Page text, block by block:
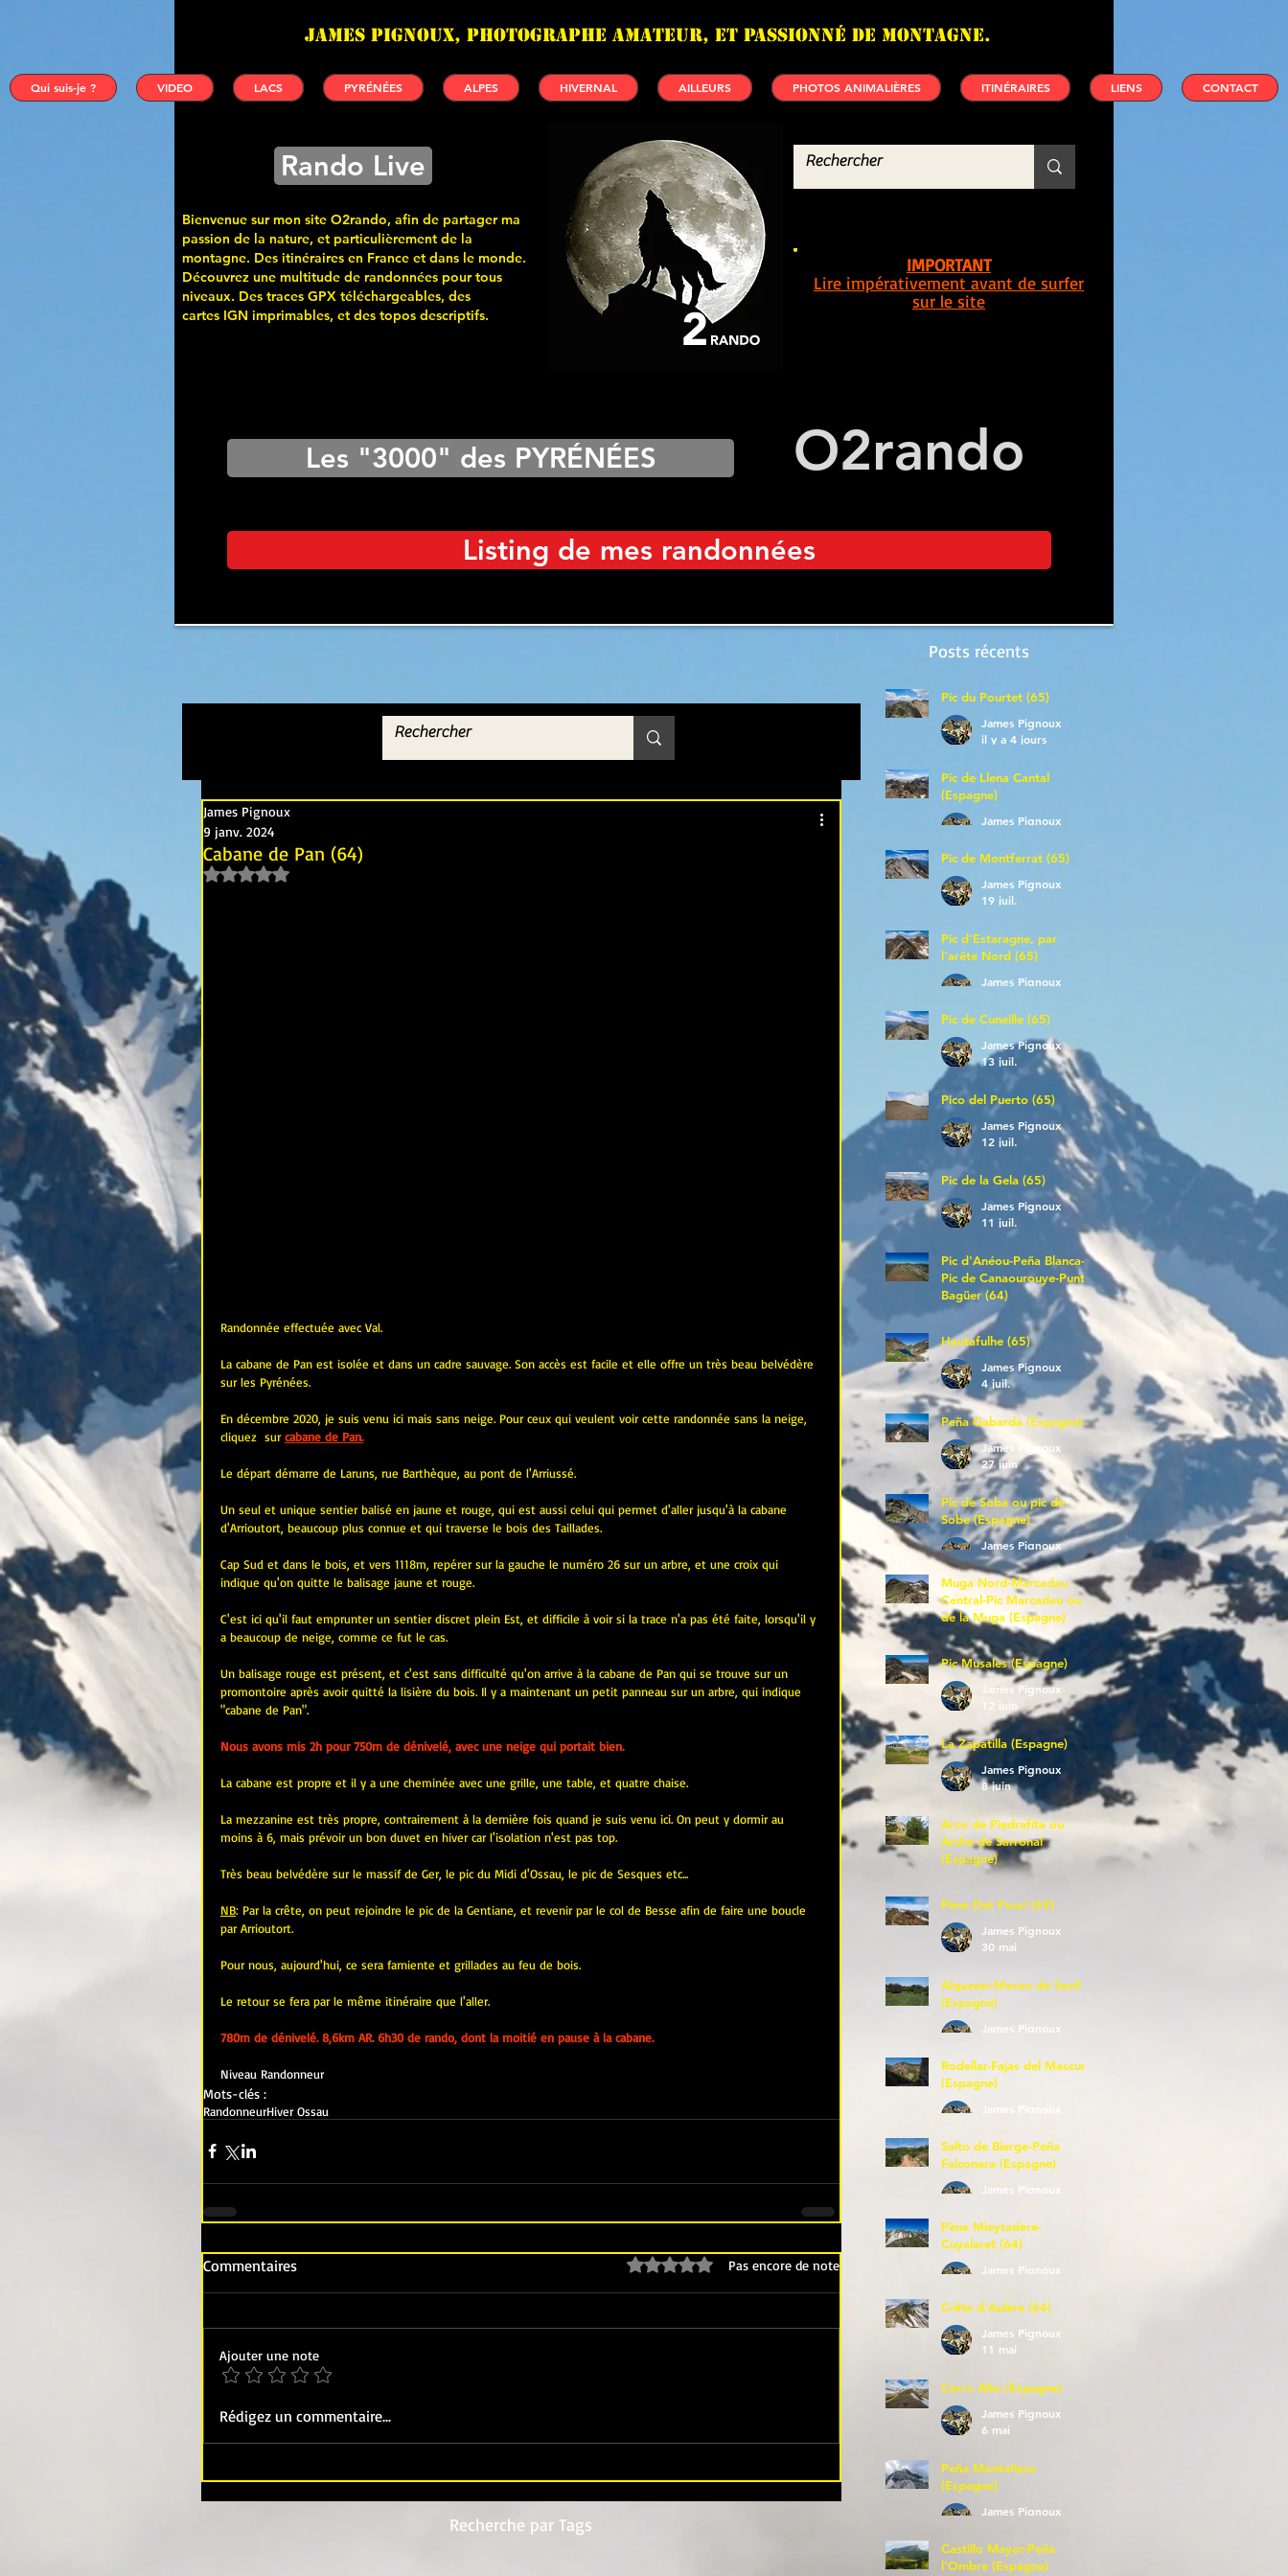
James PIGNOUX, photographe amateur, et passionné de montagne.
Qui suis-je ? VIDEO LACS PYRÉNÉES ALPES HIVERNAL AILLEURS PHOTOS ANIMALIÈRES ITINÉRAIRES LIENS CONTACT
Rando Live
Bienvenue sur mon site O2rando, afin de partager ma
passion de la nature, et particulièrement de la
montagne. Des itinéraires en France et dans le monde.
Découvrez une multitude de randonnées pour tous
niveaux. Des traces GPX téléchargeables, des
cartes IGN imprimables, et des topos descriptifs.
IMPORTANT
Lire impérativement avant de surfer
sur le site
Les "3000" des PYRÉNÉES O2rando
Listing de mes randonnées
Posts récents
Cabane de Pan (64)
James Pignoux
9 janv. 2024
Noté NaN étoiles sur 5.
Randonnée effectuée avec Val.
La cabane de Pan est isolée et dans un cadre sauvage. Son accès est facile et elle offre un très beau belvédère
sur les Pyrénées.
En décembre 2020, je suis venu ici mais sans neige. Pour ceux qui veulent voir cette randonnée sans la neige,
cliquez  sur cabane de Pan.
Le départ démarre de Laruns, rue Barthèque, au pont de l'Arriussé.
Un seul et unique sentier balisé en jaune et rouge, qui est aussi celui qui permet d'aller jusqu'à la cabane
d'Arrioutort, beaucoup plus connue et qui traverse le bois des Taillades.
Cap Sud et dans le bois, et vers 1118m, repérer sur la gauche le numéro 26 sur un arbre, et une croix qui
indique qu'on quitte le balisage jaune et rouge.
C'est ici qu'il faut emprunter un sentier discret plein Est, et difficile à voir si la trace n'a pas été faite, lorsqu'il y
a beaucoup de neige, comme ce fut le cas.
Un balisage rouge est présent, et c'est sans difficulté qu'on arrive à la cabane de Pan qui se trouve sur un
promontoire après avoir quitté la lisière du bois. Il y a maintenant un petit panneau sur un arbre, qui indique
"cabane de Pan".
Nous avons mis 2h pour 750m de dénivelé, avec une neige qui portait bien.
La cabane est propre et il y a une cheminée avec une grille, une table, et quatre chaise.
La mezzanine est très propre, contrairement à la dernière fois quand je suis venu ici. On peut y dormir au
moins à 6, mais prévoir un bon duvet en hiver car l'isolation n'est pas top.
Très beau belvédère sur le massif de Ger, le pic du Midi d'Ossau, le pic de Sesques etc...
NB: Par la crête, on peut rejoindre le pic de la Gentiane, et revenir par le col de Besse afin de faire une boucle
par Arrioutort.
Pour nous, aujourd'hui, ce sera farniente et grillades au feu de bois.
Le retour se fera par le même itinéraire que l'aller.
780m de dénivelé. 8,6km AR. 6h30 de rando, dont la moitié en pause à la cabane.
Niveau Randonneur
Mots-clés :
RandonneurHiver Ossau
Commentaires Noté 0 étoile sur 5. Pas encore de note
Ajouter une note
Rédigez un commentaire...
Recherche par Tags
Pic du Pourtet (65)
James Pignoux
il y a 4 jours
Pic de Llena Cantal
(Espagne)
James Pignoux
Pic de Montferrat (65)
James Pignoux
19 juil.
Pic d'Estaragne, par
l'arête Nord (65)
James Pignoux
Pic de Cuneille (65)
James Pignoux
13 juil.
Pico del Puerto (65)
James Pignoux
12 juil.
Pic de la Gela (65)
James Pignoux
11 juil.
Pic d'Anéou-Peña Blanca-
Pic de Canaourouye-Punta
Bagüer (64)
James Pignoux
5 juil.
Hautafulhe (65)
James Pignoux
4 juil.
Peña Gabarda (Espagne)
James Pignoux
27 juin
Pic de Soba ou pic de
Sobe (Espagne)
James Pignoux
25 juin
Muga Nord-Marcadau
Central-Pic Marcadau ou
de la Muga (Espagne)
James Pignoux
21 juin
Pic Musales (Espagne)
James Pignoux
12 juin
La Zapatilla (Espagne)
James Pignoux
8 juin
Arco de Piedrafita ou
Arche de Sarronal
(Espagne)
7 juin
Pène Det Pouri (65)
James Pignoux
30 mai
Alquezar-Meson de Sevil
(Espagne)
James Pignoux
Rodellar-Fajas del Mascun
(Espagne)
James Pignoux
Salto de Bierge-Peña
Falconera (Espagne)
James Pignoux
Pène Mieytadere-
Cuyalaret (64)
James Pignoux
Crête d'Aulère (64)
James Pignoux
11 mai
Cerro Alto (Espagne)
James Pignoux
6 mai
Peña Montañesa
(Espagne)
James Pignoux
Castillo Mayor-Peña
l'Ombre (Espagne)